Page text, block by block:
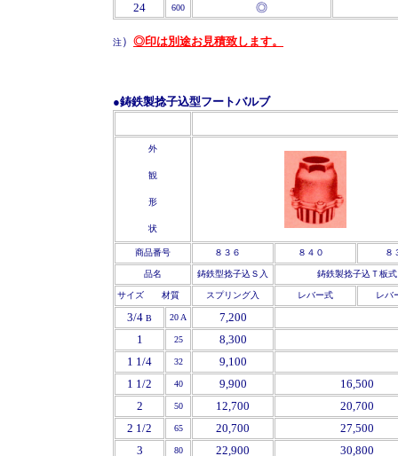
24
600 ◎
注） ◎印は別途お見積致します。
●鋳鉄製捻子込型フートバルブ
外
観
形
状
商品番号 ８３６ ８４０ ８
品名 鋳鉄型捻子込Ｓ入 鋳鉄製捻子込Ｔ板式
サイズ 材質 スプリング入 レバー式 レバ
3/4 B 20 A
7,200
1
25
8,300
1 1/4
32
9,100
1 1/2
40 9,900
16,500
2
50 12,700
20,700
2 1/2
65 20,700
27,500
3
80 22,900
30,800